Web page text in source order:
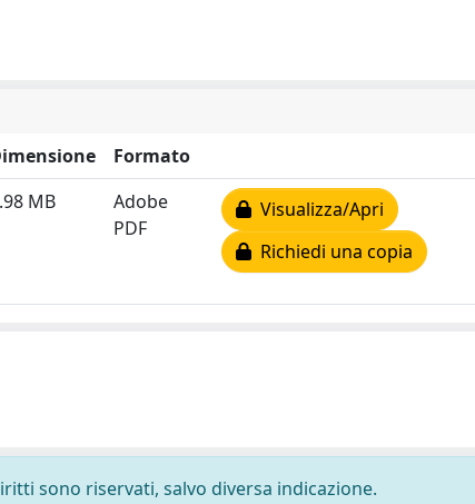
Formato
MB
Adobe
PDF
Visualizza/Apri
Richiedi una copia
sono riservati, salvo diversa indicazione.